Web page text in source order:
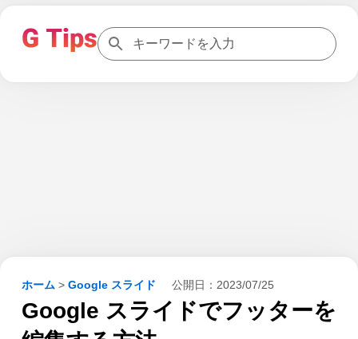
ホーム > Google スライド 公開日： 2023/07/25
Google スライドでフッターを